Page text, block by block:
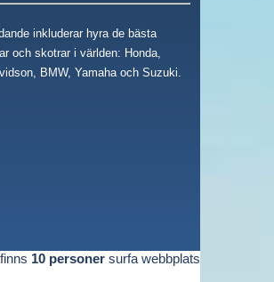
inkluderar hyra de bästa
och skotrar i världen: Honda,
BMW, Yamaha och Suzuki.
10 personer surfa webbplats